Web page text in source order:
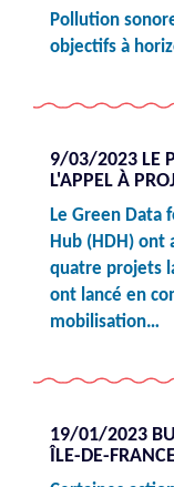
Pollution
objectifs à
9/03/2023 LE
L'APPEL À
Le Green Data
Hub (HDH) ont
quatre projets
ont lancé en
mobilisation…
19/01/2023
ÎLE-DE-